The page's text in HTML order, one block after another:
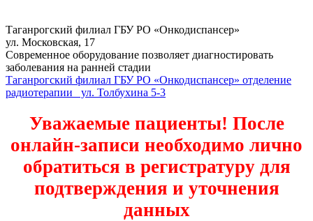
Таганрогский филиал ГБУ РО «Онкодиспансер»
ул. Московская, 17
Современное оборудование позволяет диагностировать
заболевания на ранней стадии
Таганрогский филиал ГБУ РО «Онкодиспансер» отделение
радиотерапии ул. Толбухина 5-3
Уважаемые пациенты! После
онлайн-записи необходимо лично
обратиться в регистратуру для
подтверждения и уточнения
данных